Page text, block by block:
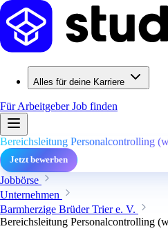
Alles für deine Karriere
Für ArbeitgeberJob finden
Bereichsleitung Personalcontrolling
Jetzt bewerben
Jobbörse
Unternehmen
Barmherzige Brüder Trier e. V.
Bereichsleitung Personalcontrolling